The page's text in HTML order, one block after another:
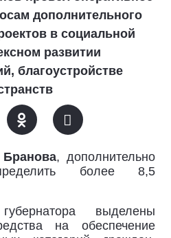
дополнительного
в социальной
развитии
благоустройстве
, дополнительно
более 8,5
выделены
на обеспечение